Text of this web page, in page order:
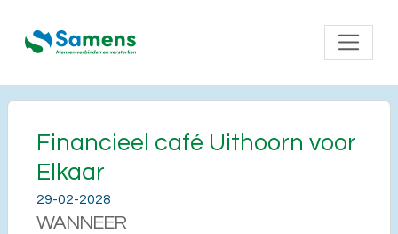
Financieel café Uithoorn voor
Elkaar
29-02-2028
WANNEER